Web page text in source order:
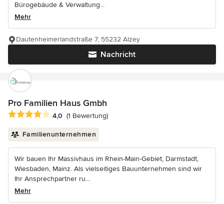
Bürogebäude & Verwaltung...
Mehr
Nachricht
Dautenheimerlandstraße 7, 55232 Alzey
Pro Familien Haus Gmbh
Durchschnittliche Bewertung: 4 von 5 Sternen
4,0 (1 Bewertung)
Familienunternehmen
Wir bauen Ihr Massivhaus im Rhein-Main-Gebiet, Darmstadt,
Wiesbaden, Mainz. Als vielseitiges Bauunternehmen sind wir
Ihr Ansprechpartner ru...
Mehr